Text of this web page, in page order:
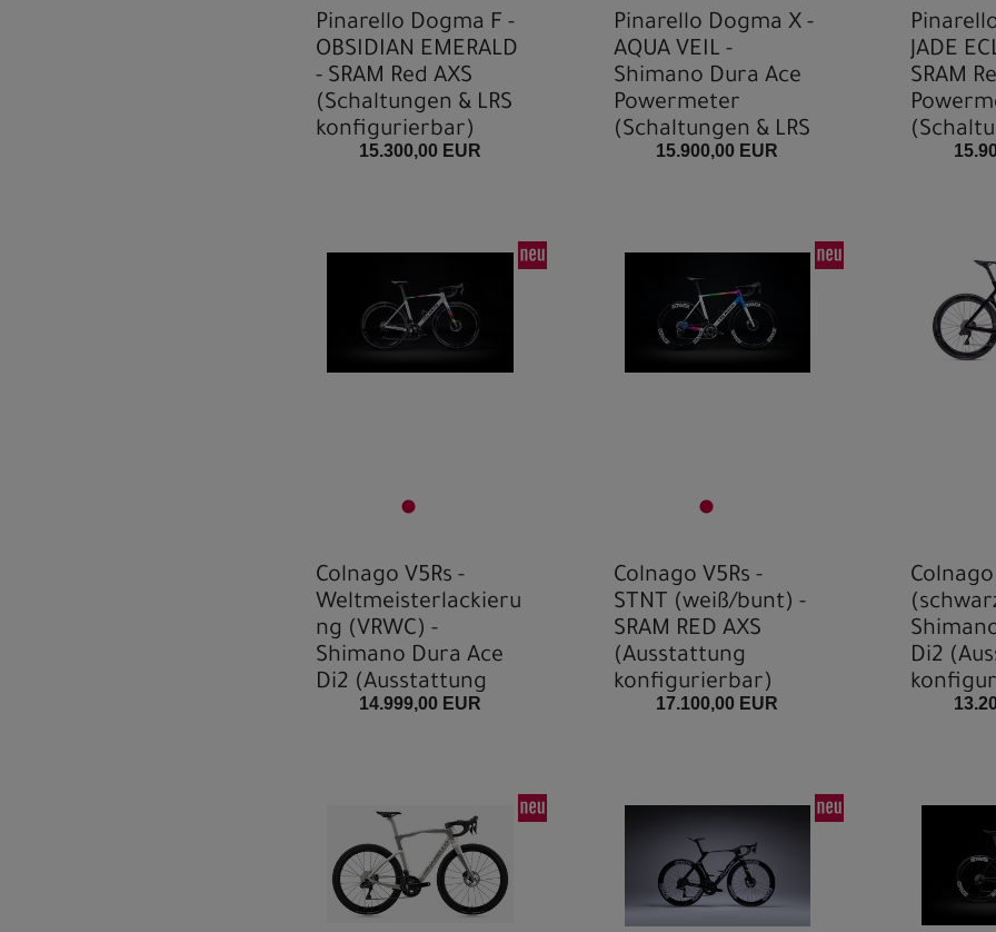
Pinarello Dogma F -
OBSIDIAN EMERALD
- SRAM Red AXS
(Schaltungen & LRS
konfigurierbar)
15.300,00 EUR
Pinarello Dogma X -
AQUA VEIL -
Shimano Dura Ace
Powermeter
(Schaltungen & LRS
konfigurierbar)
15.900,00 EUR
JADE
SRAM
Colnago V5Rs -
Weltmeisterlackieru
ng (VRWC) -
Shimano Dura Ace
Di2 (Ausstattung
konfigurierbar)
14.999,00 EUR
Colnago V5Rs -
STNT (weiß/bunt) -
SRAM RED AXS
(Ausstattung
konfigurierbar)
17.100,00 EUR
Colnago
Di2